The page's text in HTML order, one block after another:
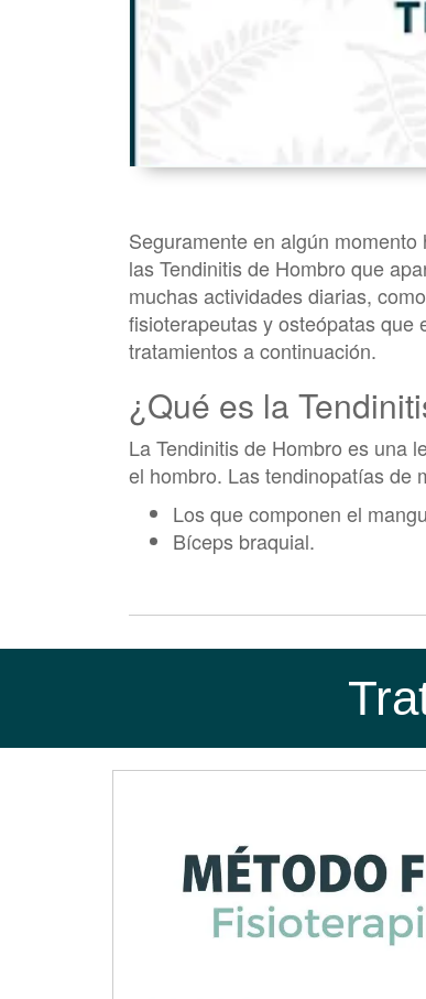
Seguramente en algún
las Tendinitis de Hombro que
muchas actividades diarias,
fisioterapeutas y osteópatas que
tratamientos a continuación.
¿Qué es la
La Tendinitis de Hombro es una
el hombro. Las tendinopatías de
Los que componen el
Bíceps braquial.
La tendinitis en la articulación
menudo asociada con
¿Cuáles son los
tiempo. Los síntomas que van
Dolor e hinchazón en la
Dolor provocado al
Presencia de chasquido al
Rigidez en los